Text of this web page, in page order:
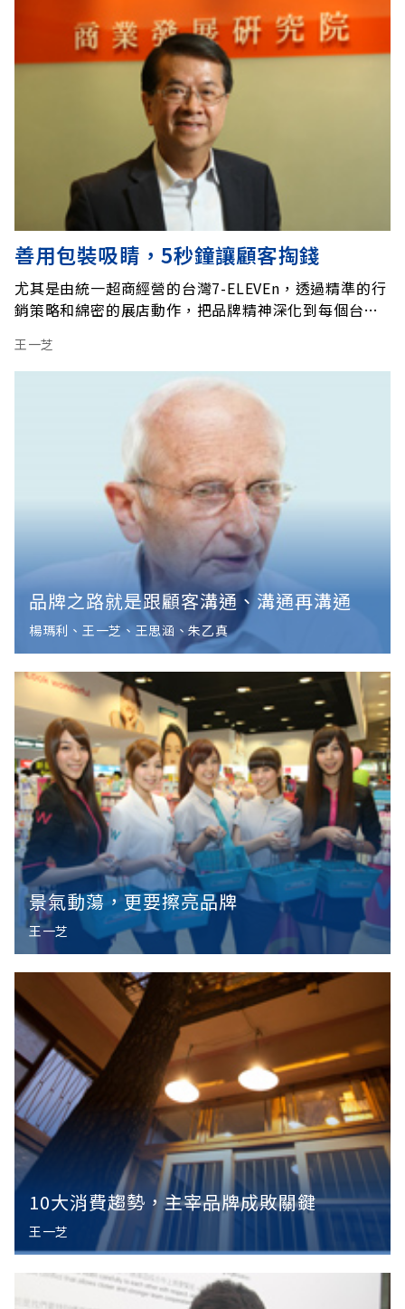
善用包裝吸睛，5秒鐘讓顧客掏錢
尤其是由統一超商經營的台灣7-ELEVEn，透過精準的行
銷策略和綿密的展店動作，把品牌精神深化到每個台灣
極運用過去的成功經驗，建立City Café、7-SELECT等
自有商品品牌，甚至像康是美藥妝店、四川量販店優瑪
特等自有通路品牌。 過
王一芝
品牌之路就是跟顧客溝通、溝通再溝通
楊瑪利、王一芝、王思涵、朱乙真
景氣動蕩，更要擦亮品牌
王一芝
10大消費趨勢，主宰品牌成敗關鍵
王一芝